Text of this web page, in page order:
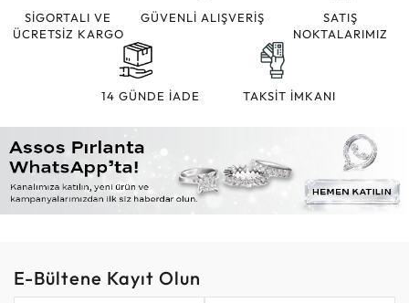
SİGORTALI VE
ÜCRETSİZ KARGO
GÜVENLİ ALIŞVERİŞ
SATIŞ
NOKTALARIMIZ
14 GÜNDE İADE TAKSİT İMKANI
E-Bültene Kayıt Olun